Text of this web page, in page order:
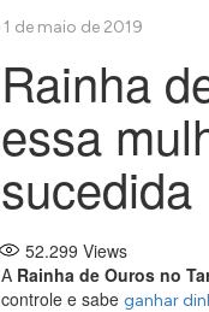
Rainha
essa
sucedida
52.299 Views
A Rainha de Ouros no
controle e sabe ganhar